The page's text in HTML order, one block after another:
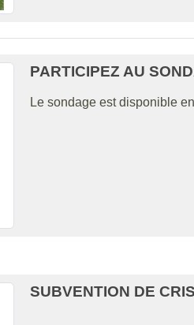
PARTICIPEZ AU
Le sondage est disponible
SUBVENTION DE